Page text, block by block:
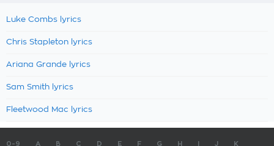
Luke Combs lyrics
Chris Stapleton lyrics
Ariana Grande lyrics
Sam Smith lyrics
Fleetwood Mac lyrics
0-9 A B C D E F G H J K